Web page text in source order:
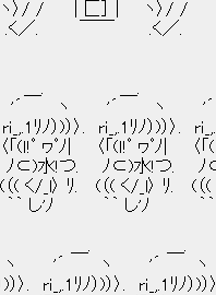
| 匚］ | ヽ〉/ / |
. ￣￣ .く／.
ヽ '´ ヽ '´
ﾘﾉ）)）〉. rｉ_,.1ﾘﾉ）)）〉. rｉ
!ﾟ ヮﾟﾉ| 〈「(ｌ!ﾟ ヮﾟﾉ| 〈「(
水!つ. ﾉ⊂)水!つ. ﾉ
/_l〉 ﾘ. (（( く/_l〉 ﾘ. (（(
し'ﾉ ｀｀ し'ﾉ ｀｀
'´ ヽ '´ ヽ
. rｉ_,.1ﾘﾉ）)）〉. rｉ_,.1ﾘﾉ